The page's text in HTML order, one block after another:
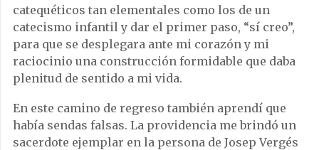
catequéticos tan elementales como los de un
catecismo infantil y dar el primer paso, “sí creo”,
para que se desplegara ante mi corazón y mi
raciocinio una construcción formidable que daba
plenitud de sentido a mi vida.
En este camino de regreso también aprendí que
había sendas falsas. La providencia me brindó un
sacerdote ejemplar en la persona de Josep Vergés